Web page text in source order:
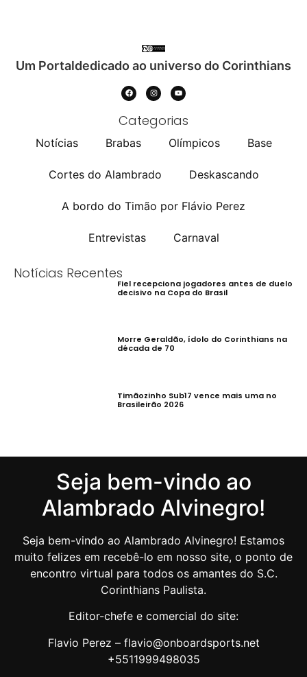
Um Portaldedicado ao universo do Corinthians
Categorias
Notícias Brabas Olímpicos Base
Cortes do Alambrado Deskascando
A bordo do Timão por Flávio Perez
Entrevistas Carnaval
Notícias Recentes
Fiel recepciona jogadores antes de duelo
decisivo na Copa do Brasil
Morre Geraldão, ídolo do Corinthians na
década de 70
Timãozinho Sub17 vence mais uma no
Brasileirão 2026
Seja bem-vindo ao
Alambrado Alvinegro!
Seja bem-vindo ao Alambrado Alvinegro! Estamos
muito felizes em recebê-lo em nosso site, o ponto de
encontro virtual para todos os amantes do S.C.
Corinthians Paulista.
Editor-chefe e comercial do site:
Flavio Perez – flavio@onboardsports.net
+5511999498035